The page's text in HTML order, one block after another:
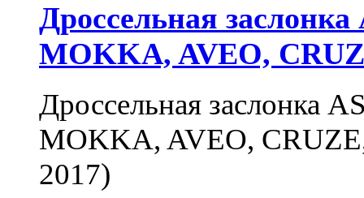
Дроссельная
MOKKA, AVEO,
Дроссельная заслонка
MOKKA, AVEO,
2017)